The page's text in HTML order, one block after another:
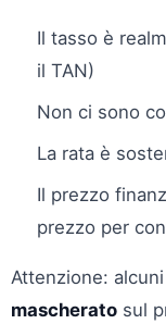
Il tasso è
il TAN)
Non ci sono
La rata è
Il prezzo
prezzo per
Attenzione:
mascherato sul